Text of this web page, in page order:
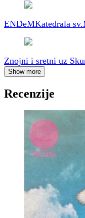
ENDeMKatedrala
Znojni i sretni uz
Show more
Recenzije